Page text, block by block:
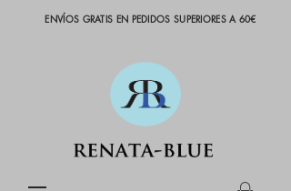
ENVÍOS GRATIS EN PEDIDOS SUPERIORES A 60€